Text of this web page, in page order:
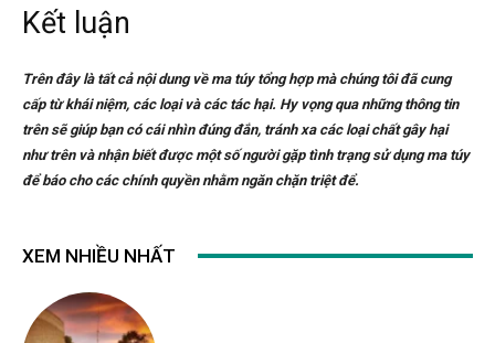
Kết luận
Trên đây là tất cả nội dung về ma túy tổng hợp mà chúng tôi đã cung
cấp từ khái niệm, các loại và các tác hại. Hy vọng qua những thông tin
trên sẽ giúp bạn có cái nhìn đúng đắn, tránh xa các loại chất gây hại
như trên và nhận biết được một số người gặp tình trạng sử dụng ma túy
để báo cho các chính quyền nhằm ngăn chặn triệt để.
XEM NHIỀU NHẤT